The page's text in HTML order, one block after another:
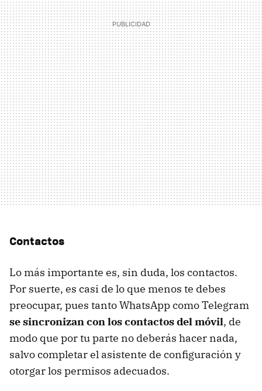
Contactos
Lo más importante es, sin duda, los contactos.
Por suerte, es casi de lo que menos te debes
preocupar, pues tanto WhatsApp como Telegram
se sincronizan con los contactos del móvil, de
modo que por tu parte no deberás hacer nada,
salvo completar el asistente de configuración y
otorgar los permisos adecuados.